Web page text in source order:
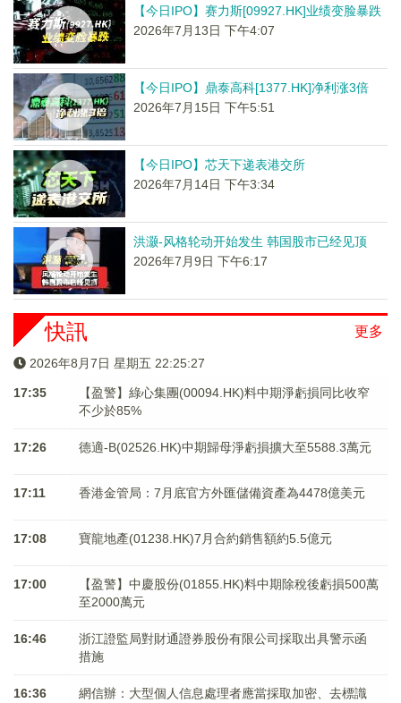
【今日IPO】赛力斯[09927.HK]业绩变脸暴跌
2026年7月13日 下午4:07
【今日IPO】鼎泰高科[1377.HK]净利涨3倍
2026年7月15日 下午5:51
【今日IPO】芯天下递表港交所
2026年7月14日 下午3:34
洪灏-风格轮动开始发生 韩国股市已经见顶
2026年7月9日 下午6:17
更多
快訊
2026年8月7日 星期五 22:25:27
17:35
【盈警】綠心集團(00094.HK)料中期淨虧損同比收窄
不少於85%
17:26 德適-B(02526.HK)中期歸母淨虧損擴大至5588.3萬元
17:11 香港金管局：7月底官方外匯儲備資產為4478億美元
17:08 寶龍地產(01238.HK)7月合約銷售額約5.5億元
17:00
【盈警】中慶股份(01855.HK)料中期除稅後虧損500萬
至2000萬元
16:46
浙江證監局對財通證券股份有限公司採取出具警示函
措施
16:36
網信辦：大型個人信息處理者應當採取加密、去標識